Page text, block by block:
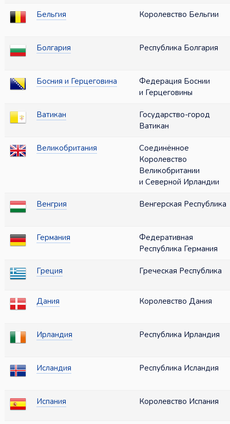
Бельгия Королевство Бельгии
Болгария Республика Болгария
Босния и Герцеговина
Федерация Боснии
и Герцеговины
Ватикан
Государство-город
Ватикан
Великобритания
Соединённое
Королевство
Великобритании
и Северной Ирландии
Венгрия Венгерская Республика
Германия
Федеративная
Республика Германия
Греция Греческая Республика
Дания Королевство Дания
Ирландия Республика Ирландия
Исландия Республика Исландия
Испания Королевство Испания